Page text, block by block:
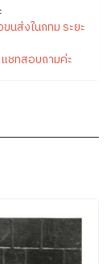
นส่งในกทม ระยะ
ชทสอบถามค่ะ